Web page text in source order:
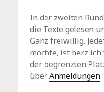
In der zweiten
die Texte gelesen
Ganz freiwillig.
möchte, ist
der begrenzten
überAnmeldungen.